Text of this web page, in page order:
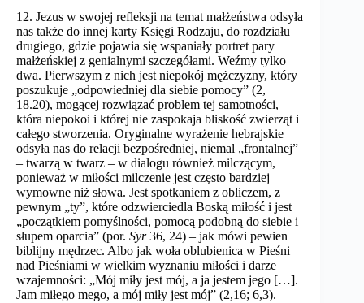
12. Jezus w swojej refleksji na temat małżeństwa odsyła
nas także do innej karty Księgi Rodzaju, do rozdziału
drugiego, gdzie pojawia się wspaniały portret pary
małżeńskiej z genialnymi szczegółami. Weźmy tylko
dwa. Pierwszym z nich jest niepokój mężczyzny, który
poszukuje „odpowiedniej dla siebie pomocy” (2,
18.20), mogącej rozwiązać problem tej samotności,
która niepokoi i której nie zaspokaja bliskość zwierząt i
całego stworzenia. Oryginalne wyrażenie hebrajskie
odsyła nas do relacji bezpośredniej, niemal „frontalnej”
– twarzą w twarz – w dialogu również milczącym,
ponieważ w miłości milczenie jest często bardziej
wymowne niż słowa. Jest spotkaniem z obliczem, z
pewnym „ty”, które odzwierciedla Boską miłość i jest
„początkiem pomyślności, pomocą podobną do siebie i
słupem oparcia” (por. Syr36, 24) – jak mówi pewien
biblijny mędrzec. Albo jak woła oblubienica w Pieśni
nad Pieśniami w wielkim wyznaniu miłości i darze
wzajemności: „Mój miły jest mój, a ja jestem jego […].
Jam miłego mego, a mój miły jest mój” (2,16; 6,3).